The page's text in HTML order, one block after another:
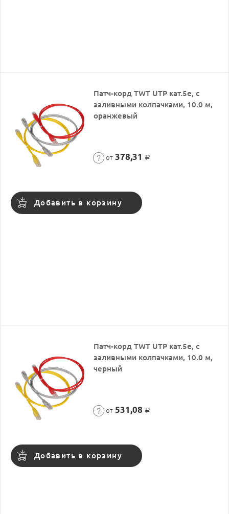
Патч-корд TWT UTP кат.5e, с
заливными колпачками, 10.0 м,
оранжевый
от 378,31 Р
Добавить в корзину
Патч-корд TWT UTP кат.5e, с
заливными колпачками, 10.0 м,
черный
от 531,08 Р
Добавить в корзину